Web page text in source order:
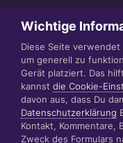
Teilen
© 1999 - 2022
Wichtige
Diese Seite
um generell zu
Gerät platziert. Das
kannst die Cookie-
davon aus, dass Du
Datenschutzerklärung
Kontakt, Kommentare,
Zweck des Formulars